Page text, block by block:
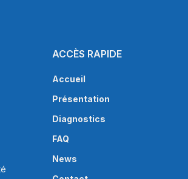
ACCÈS RAPIDE
Accueil
Présentation
Diagnostics
FAQ
News